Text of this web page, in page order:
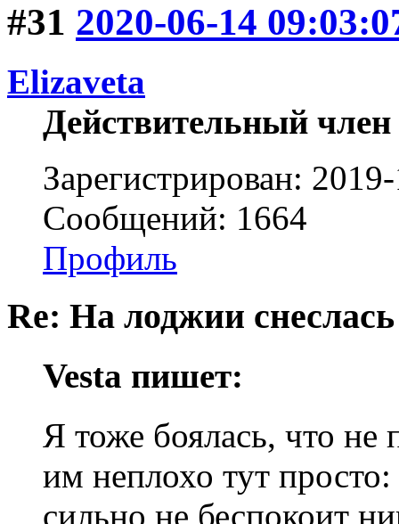
#31 2020-06-14
Elizaveta
Действительный член
Зарегистрирован:
Сообщений: 1664
Профиль
Re: На лоджии
Vesta пишет:
Я тоже боялась, что
им неплохо тут
сильно не беспокоит